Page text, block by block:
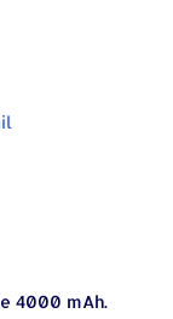
4000 mAh.